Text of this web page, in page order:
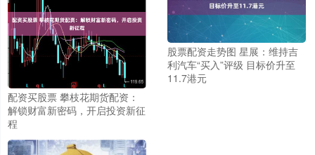
配资买股票 攀枝花期货配资：
解锁财富新密码，开启投资新征
程
股票配资走势图 星展：维持吉
利汽车“买入”评级 目标价升至
11.7港元